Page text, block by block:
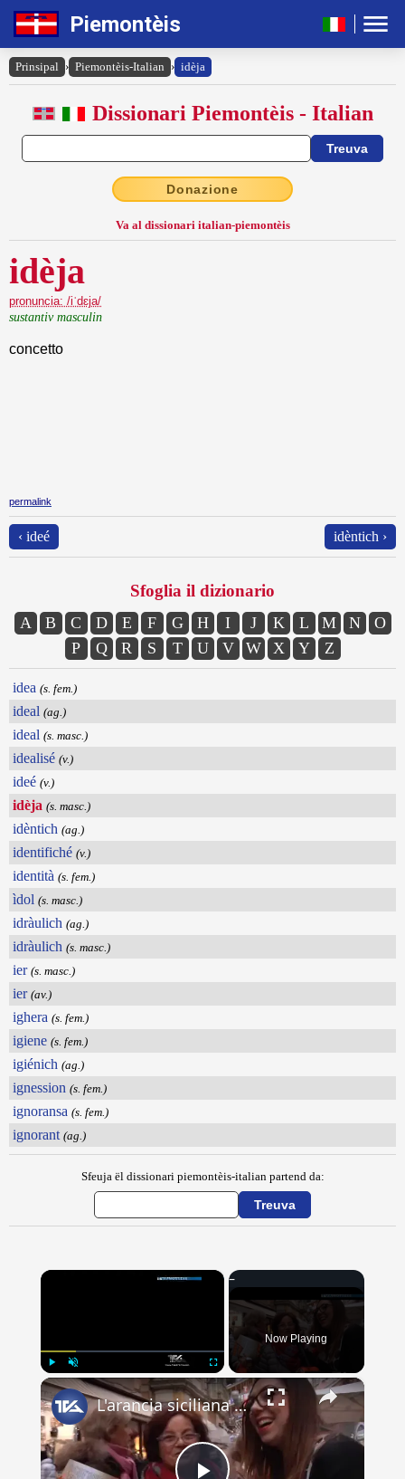
Piemontèis
Prinsipal › Piemontèis-Italian › idèja
Dissionari Piemontèis - Italian
Donazione
Va al dissionari italian-piemontèis
idèja
pronuncia: /iˈdɛja/
sustantiv masculin
concetto
permalink
‹ ideé idèntich ›
Sfoglia il dizionario
A B C D E F G H I J K L M N
O
P
Q R S T U V W X Y Z
idea (s. fem.)
ideal (ag.)
ideal (s. masc.)
idealisé (v.)
ideé (v.)
idèja (s. masc.)
idèntich (ag.)
identifiché (v.)
identità (s. fem.)
ìdol (s. masc.)
idràulich (ag.)
idràulich (s. masc.)
ier (s. masc.)
ier (av.)
ighera (s. fem.)
igiene (s. fem.)
igiénich (ag.)
ignession (s. fem.)
ignoransa (s. fem.)
ignorant (ag.)
Sfeuja ël dissionari piemontèis-italian partend da:
×
Play Unmute Fullscreen
Now Playing
×
L'arancia siciliana sbarca a Sanremo